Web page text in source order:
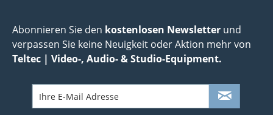
Abonnieren Sie den kostenlosen Newsletter und
verpassen Sie keine Neuigkeit oder Aktion mehr von
Teltec | Video-, Audio- & Studio-Equipment.